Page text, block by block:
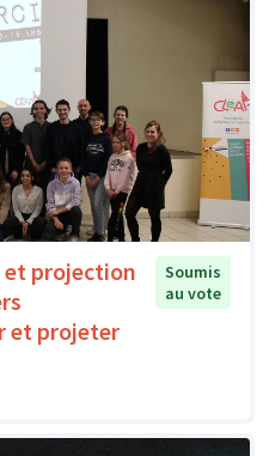
et projection
et projeter
Soumis
au vote